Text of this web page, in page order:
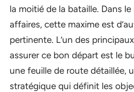
la moitié de la bataille. Dans
affaires, cette maxime est
pertinente. L’un des
assurer ce bon départ est le
une feuille de route détaillée,
stratégique qui définit les